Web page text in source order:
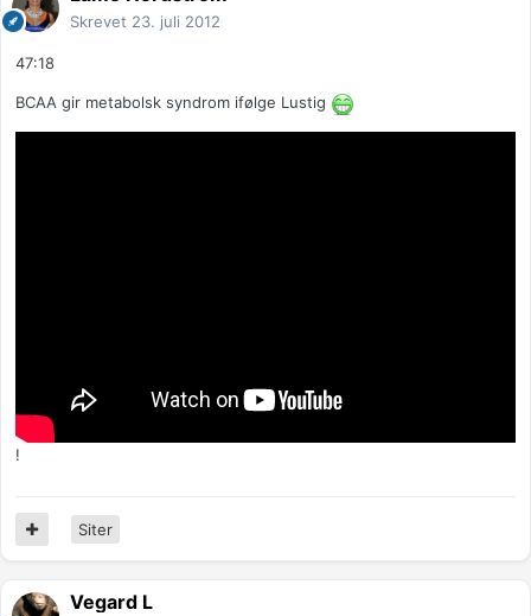
Skrevet 23. juli 2012
47:18
BCAA gir metabolsk syndrom ifølge Lustig
!
Siter
Vegard L